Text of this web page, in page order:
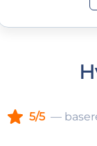
5/5 —